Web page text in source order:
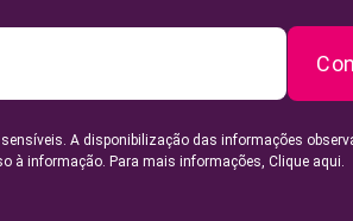
A disponibilização das informações
à informação. Para mais informações, Clique aqui.